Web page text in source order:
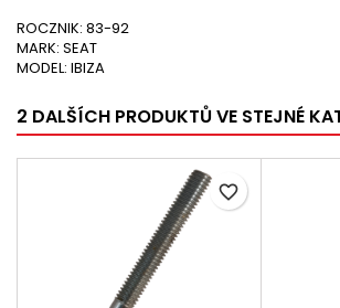
ROCZNIK: 83-92
MARK: SEAT
MODEL: IBIZA
2 DALŠÍCH PRODUKTŮ VE STEJNÉ
favorite_border